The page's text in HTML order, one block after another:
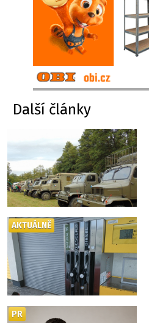
Další články
AKTUÁLNĚ
PR